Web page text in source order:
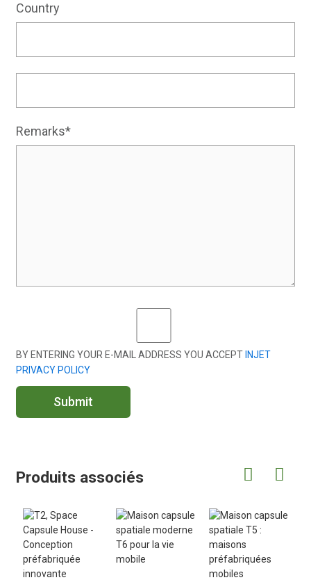
Country
Remarks*
BY ENTERING YOUR E-MAIL ADDRESS YOU ACCEPT INJET
PRIVACY POLICY
Submit
Produits associés